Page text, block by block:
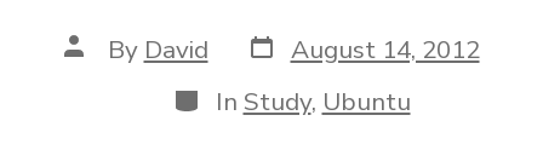
Post
author
By David Post
date
August 14, 2012
Categories
In Study, Ubuntu